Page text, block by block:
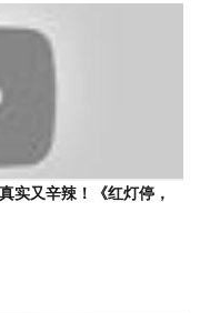
实又辛辣！《红灯停，